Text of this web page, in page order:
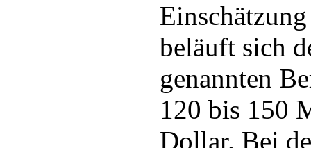
beläuft sich
genannten
120 bis 150
Dollar. Bei